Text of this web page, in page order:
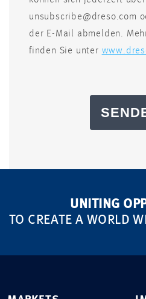
unsubscribe@dreso.com
der E-Mail abmelden.
finden Sie unter
UNITING
TO CREATE A WORLD